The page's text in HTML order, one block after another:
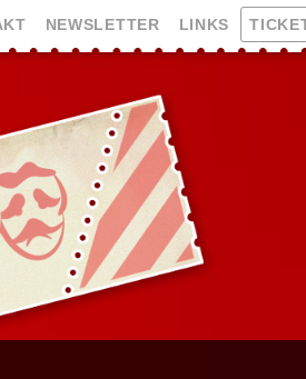
NEWSLETTER LINKS